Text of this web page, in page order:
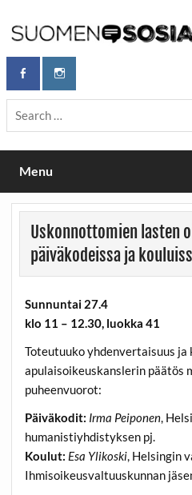
content
Sosiaalifoorumi
Maailmanparannuspäivät
26.–27.9.2026
Menu
Uskonnottomien lasten
päiväkodeissa ja
Sunnuntai 27.4
klo 11 – 12.30, luokka 41
Toteutuuko yhdenvertaisuus ja
apulaisoikeuskanslerin päätös
puheenvuorot:
Päiväkodit: Irma Peiponen,
humanistiyhdistyksen pj.
Koulut: Esa Ylikoski, Helsingin
Ihmisoikeusvaltuuskunnan